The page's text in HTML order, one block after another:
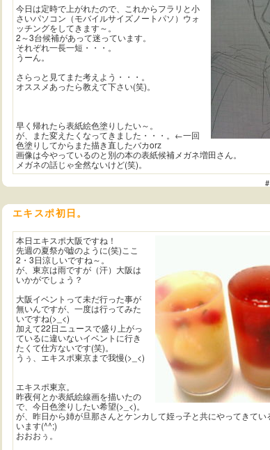
今日は定時で上がれたので、これからフラリと小
さいパソコン（モバイルサイズノートパソ）ウォ
ッチングをしてきます～。
2～3台候補があって迷っています。
それぞれ一長一短・・・。
うーん。
さらっと見てまた考えよう・・・。
オススメあったら教えて下さい(笑)。
早く帰れたら表紙絵色塗りしたい～。
が、また変えたくなってきました・・・。←一回
色塗りしてからまた描き直したバカorz
画像は今やっているのと別の本の表紙候補メガネ増田さん。
メガネの話じゃ全然ないけど(笑)。
エキスポ初日。
本日エキスポ大阪ですね！
先週の夏祭が嘘のように(笑)ここ
2・3日涼しいですね～。
が、東京は雨ですが（汗）大阪は
いかがでしょう？
大阪イベントって未だ行った事が
無いんですが、一度は行ってみた
いですね(>_<)
加えて22日ニュースで盛り上がっ
ているに違いないイベントに行き
たくて仕方ないです(笑)。
うぅ、エキスポ東京まで我慢(>_<)
エキスポ東京。
昨夜何とか表紙絵線画を描いたの
で、今日色塗りしたい希望(>_<)。
が、昨日から姉が旦那さんとケンカして姪っ子と共にやってきて
います(^^;)
おおおぅ。